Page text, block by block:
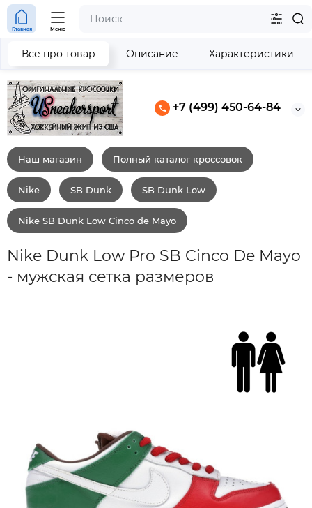
+7 (499) 450-64-84
Главная Меню
Наш магазин Полный каталог кроссовок
Nike SB Dunk SB Dunk Low
Nike SB Dunk Low Cinco de Mayo
Nike Dunk Low Pro SB Cinco De Mayo
- мужская сетка размеров
Все про товар Описание Характеристики